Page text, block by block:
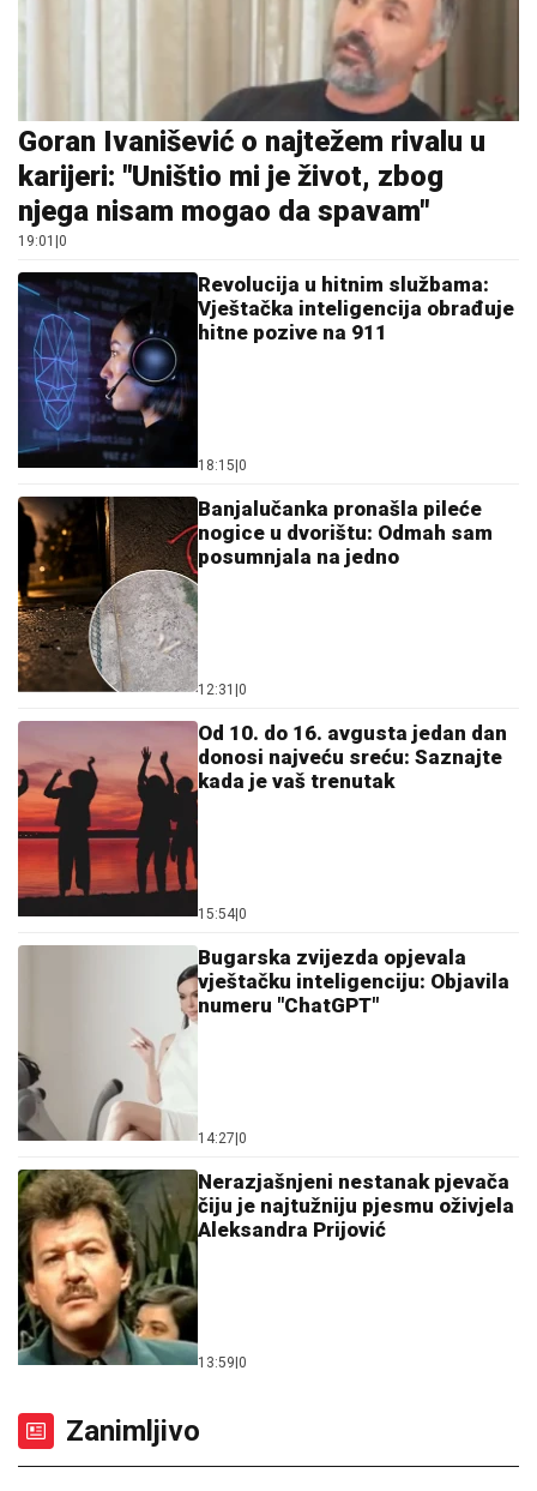
Goran Ivanišević o najtežem rivalu u
karijeri: "Uništio mi je život, zbog
njega nisam mogao da spavam"
19:01 0
Revolucija u hitnim službama:
Vještačka inteligencija obrađuje
hitne pozive na 911
18:15 0
Banjalučanka pronašla pileće
nogice u dvorištu: Odmah sam
posumnjala na jedno
12:31 0
Od 10. do 16. avgusta jedan dan
donosi najveću sreću: Saznajte
kada je vaš trenutak
15:54 0
Bugarska zvijezda opjevala
vještačku inteligenciju: Objavila
numeru "ChatGPT"
14:27 0
Nerazjašnjeni nestanak pjevača
čiju je najtužniju pjesmu oživjela
Aleksandra Prijović
13:59 0
Zanimljivo